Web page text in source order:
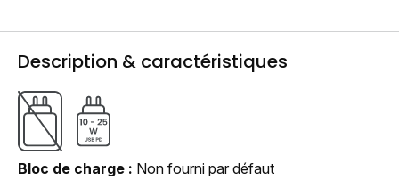
Description & caractéristiques
Bloc de charge
Non fourni par défaut